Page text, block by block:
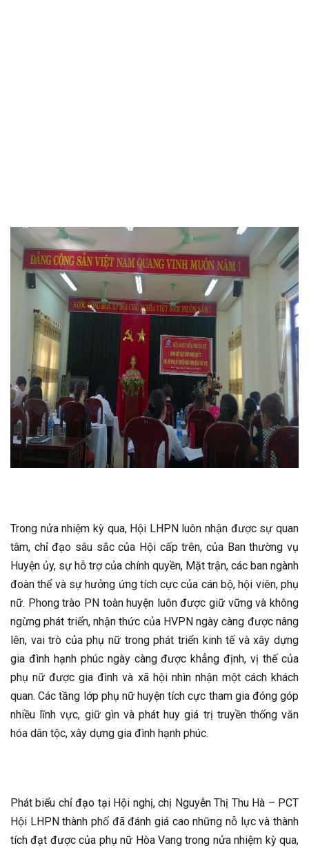
Trong nửa nhiệm kỳ qua, Hội LHPN luôn nhận được sự quan
tâm, chỉ đạo sâu sắc của Hội cấp trên, của Ban thường vụ
Huyện ủy, sự hỗ trợ của chính quyền, Mặt trận, các ban ngành
đoàn thể và sự hưởng ứng tích cực của cán bộ, hội viên, phụ
nữ. Phong trào PN toàn huyện luôn được giữ vững và không
ngừng phát triển, nhận thức của HVPN ngày càng được nâng
lên, vai trò của phụ nữ trong phát triển kinh tế và xây dựng
gia đình hạnh phúc ngày càng được khẳng định, vị thế của
phụ nữ được gia đình và xã hội nhìn nhận một cách khách
quan. Các tầng lớp phụ nữ huyện tích cực tham gia đóng góp
nhiều lĩnh vực, giữ gìn và phát huy giá trị truyền thống văn
hóa dân tộc, xây dựng gia đình hạnh phúc.
Phát biểu chỉ đạo tại Hội nghị, chị Nguyễn Thị Thu Hà – PCT
Hội LHPN thành phố đã đánh giá cao những nỗ lực và thành
tích đạt được của phụ nữ Hòa Vang trong nửa nhiệm kỳ qua,